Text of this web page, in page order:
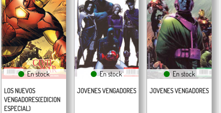
En stock
LOS NUEVOS
VENGADORES(EDICION
ESPECIAL)
En stock
JOVENES VENGADORES
En stock
JOVENES VENGADORES